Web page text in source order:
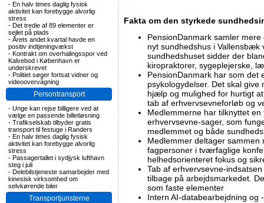
- En halv times daglig fysisk
aktivitet kan forebygge alvorlig
stress
- Det tredie af 89 elementer er
sejlet på plads
- Årets andet kvartal havde en
positiv indtjeningvækst
- Kontrakt om overhalingsspor ved
Kalvebod i København er
underskrevet
- Politiet søger fortsat vidner og
videoovervågning
Persontransport
- Unge kan rejse billigere ved at
vælge en passende billetløsning
- Trafikselskab tilbyder gratis
transport til festuge i Randers
- En halv times daglig fysisk
aktivitet kan forebygge alvorlig
stress
- Passagertallet i sydjysk lufthavn
steg i juli
- Delebilstjeneste samarbejder med
kinesisk virksomhed om
selvkørende biler
Transportjuristerne
Fakta om den styrkede
PensionDanmark samler
nyt sundhedshus i Vallensbæk
sundhedshuset sidder der
kiropraktorer, sygeplejerske,
PensionDanmark har som det
psykologydelser. Det skal
hjælp og mulighed for hurtigt
tab af erhvervsevneforløb og
Medlemmerne har tilknyttet
erhvervsevne-sager, som
medlemmet og både
Medlemmer deltager
fagpersoner i tværfaglige
helhedsorienteret fokus og
Tab af erhvervsevne-
tilbage på arbejdsmarkedet.
som faste elementer
Intern AI-databearbejdning og